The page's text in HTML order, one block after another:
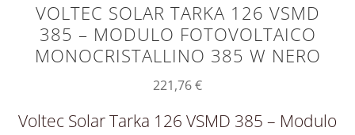
VOLTEC SOLAR TARKA 126 VSMD
385 – MODULO FOTOVOLTAICO
MONOCRISTALLINO 385 W NERO
221,76€
Voltec Solar Tarka 126 VSMD 385 – Modulo